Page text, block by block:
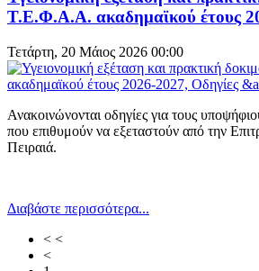
Τ.Ε.Φ.Α.Α. ακαδημαϊκού έτους
Τετάρτη, 20 Μάιος 2026 00:00
Ανακοινώνονται οδηγίες για τους
που επιθυμούν να εξεταστούν από την
Πειραιά.
Διαβάστε περισσότερα...
< <
<